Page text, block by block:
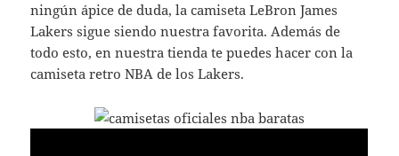
ningún ápice de duda, la camiseta LeBron James
Lakers sigue siendo nuestra favorita. Además de
todo esto, en nuestra tienda te puedes hacer con la
camiseta retro NBA de los Lakers.